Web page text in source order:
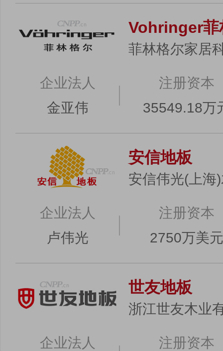
Vohringer菲
菲林格尔家居
企业法人
金亚伟
注册资本
35549.18万
安信地板
安信伟光(上海
企业法人
卢伟光
注册资本
2750万美元
世友地板
浙江世友木业
企业法人
注册资本